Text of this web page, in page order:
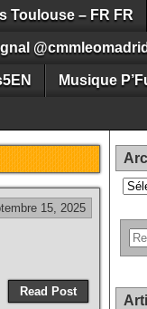
Toulouse – FR FR
Musique
15, 2025
Read Post